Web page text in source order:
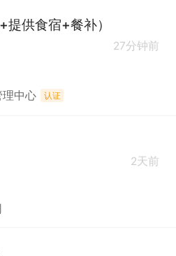
供食宿+餐补）
27分钟前
理中心 认证
2天前